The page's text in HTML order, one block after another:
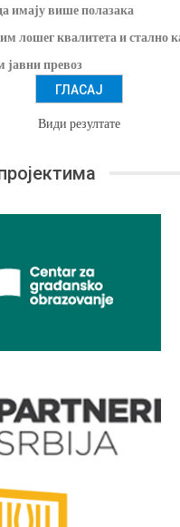
имају више полазака
лошег квалитета и стално
јавни превоз
Види резултате